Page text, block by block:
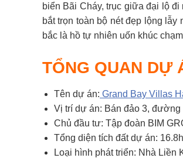
biển Bãi Cháy, trục giữa đại lộ
bắt trọn toàn bộ nét đẹp lộng
bắc là hồ tự nhiên uốn khúc
TỔNG QUAN DỰ
Tên dự án: Grand Bay Villas
Vị trí dự án: Bán đảo 3,
Chủ đầu tư: Tập đoàn BIM
Tổng diện tích đất dự án:
Loại hình phát triển: Nhà Liền